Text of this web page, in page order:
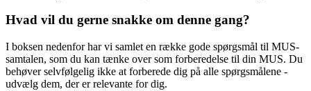
Hvad vil du gerne snakke om denne gang?
I boksen nedenfor har vi samlet en række gode spørgsmål til MUS-
samtalen, som du kan tænke over som forberedelse til din MUS. Du
behøver selvfølgelig ikke at forberede dig på alle spørgsmålene -
udvælg dem, der er relevante for dig.